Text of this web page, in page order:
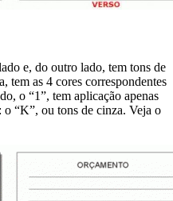
e, do outro lado, tem tons de
tem as 4 cores correspondentes
o “1”, tem aplicação apenas
“K”, ou tons de cinza. Veja o